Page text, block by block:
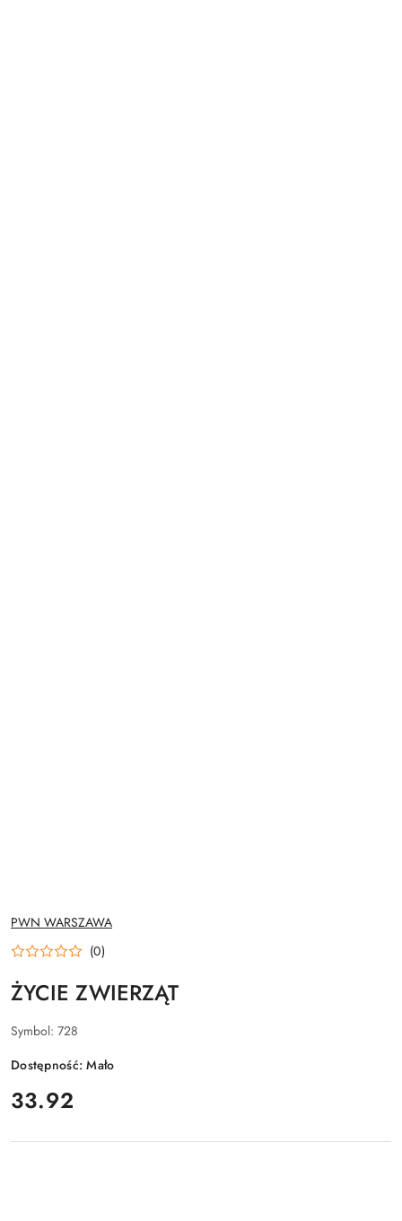
NAZWA
PRODUCENTA:
PWN WARSZAWA
(0)
ŻYCIE ZWIERZĄT
Symbol: 728
Dostępność:Mało
cena:
33.92